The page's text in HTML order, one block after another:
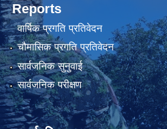
Reports
वार्षिक प्रगति प्रतिवेदन
चौमासिक प्रगति प्रतिवेदन
सार्वजनिक सुनुवाई
सार्वजनिक परीक्षण